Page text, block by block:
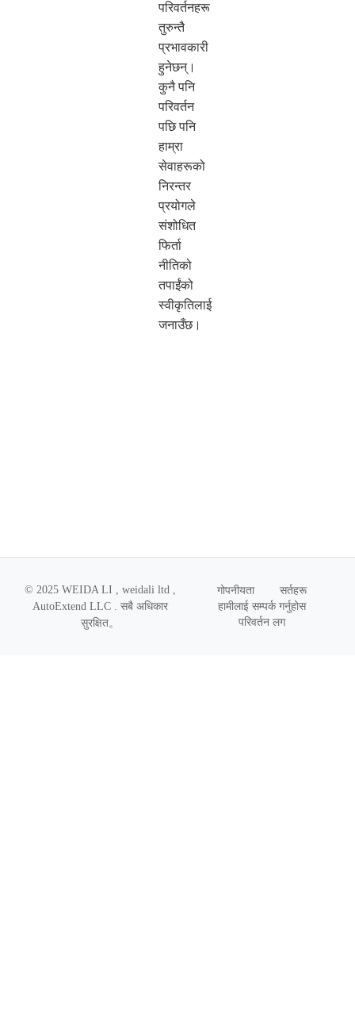
परिवर्तनहरू
तुरुन्तै
प्रभावकारी
हुनेछन्।
कुनै पनि
परिवर्तन
पछि पनि
हाम्रा
सेवाहरूको
निरन्तर
प्रयोगले
संशोधित
फिर्ता
नीतिको
तपाईंको
स्वीकृतिलाई
जनाउँछ।
© 2025 WEIDA LI , weidali ltd ,
AutoExtend LLC .सबै अधिकार
सुरक्षित。
गोपनीयता
सर्तहरू
हामीलाई सम्पर्क गर्नुहोस
परिवर्तन लग